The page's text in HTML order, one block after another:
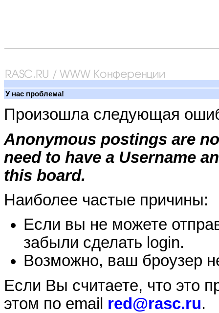
У нас проблема!
Произошла следующая
Anonymous postings are
need to have a Username
this board.
Наиболее частые причины:
Если вы не можете
забыли сделать login.
Возможно, ваш броузер
Если Вы считаете, что это
этом по email red@rasc.ru.